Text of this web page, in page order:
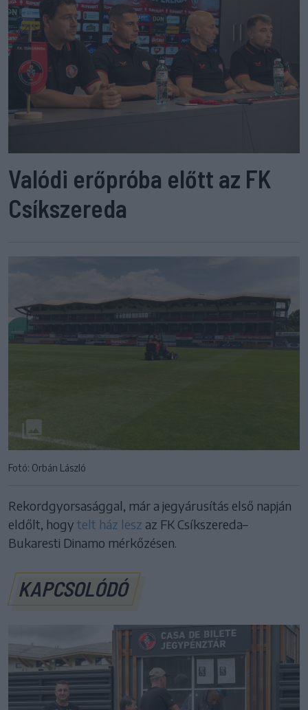
Valódi erőpróba előtt az FK
Csíkszereda
Fotó: Orbán László
Rekordgyorsasággal, már a jegyárusítás első napján
eldőlt, hogy telt ház lesz az FK Csíkszereda–
Bukaresti Dinamo mérkőzésen.
KAPCSOLÓDÓ